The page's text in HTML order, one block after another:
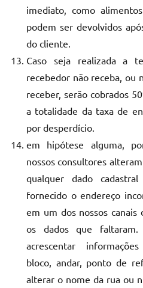
imediato, como
podem ser devolvidos
do cliente.
Caso seja realizada a
recebedor não receba, ou
receber, serão cobrados
a totalidade da taxa de
por desperdício.
em hipótese alguma,
nossos consultores
qualquer dado
fornecido o endereço
em um dos nossos
os dados que faltaram.
acrescentar
bloco, andar, ponto de
alterar o nome da rua ou